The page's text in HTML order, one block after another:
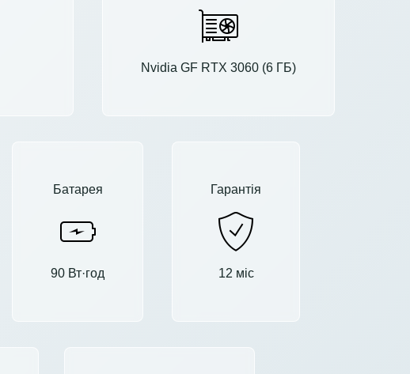
Nvidia GF RTX 3060 (6 ГБ)
Батарея
90 Вт·год
Гарантія
12 міс